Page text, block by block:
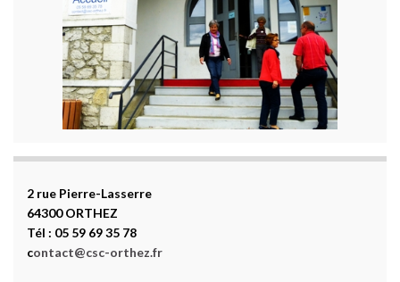
2 rue Pierre-Lasserre
64300 ORTHEZ
Tél : 05 59 69 35 78
contact@csc-orthez.fr